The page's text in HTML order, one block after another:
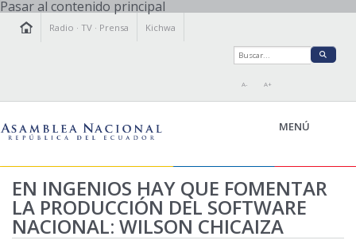
Pasar al contenido principal
Radio ·TV · Prensa Kichwa
A- A+
MENÚ
LA ASAMBLEA
LEGISLAMOS
EN INGENIOS HAY QUE FOMENTAR
LA PRODUCCIÓN DEL SOFTWARE
NACIONAL: WILSON CHICAIZA